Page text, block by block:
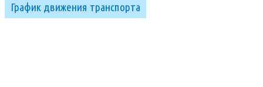
График движения транспорта